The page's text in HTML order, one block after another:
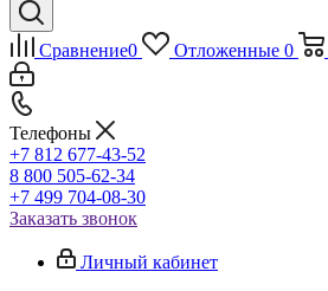
Сравнение0 Отложенные 0
Телефоны
+7 812 677-43-52
8 800 505-62-34
+7 499 704-08-30
Заказать звонок
Личный кабинет